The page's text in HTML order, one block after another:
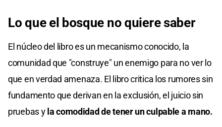
Lo que el bosque no quiere saber
El núcleo del libro es un mecanismo conocido, la
comunidad que "construye" un enemigo para no ver lo
que en verdad amenaza. El libro critica los rumores sin
fundamento que derivan en la exclusión, el juicio sin
pruebas y la comodidad de tener un culpable a mano.